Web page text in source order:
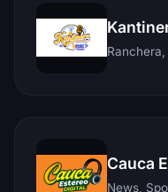
Cauca
News,